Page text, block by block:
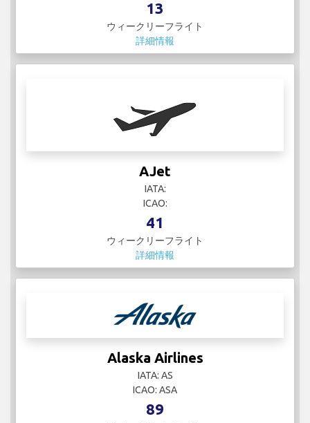
13
ウィークリーフライト
詳細情報
AJet
IATA:
ICAO:
41
ウィークリーフライト
詳細情報
Alaska Airlines
IATA: AS
ICAO: ASA
89